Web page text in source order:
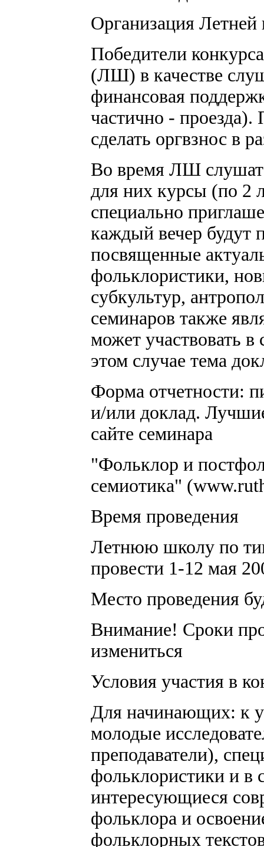
Организация
Победители
(ЛШ) в качестве
финансовая
частично - проезда).
сделать оргвзнос в
Во время ЛШ
для них курсы (по 2
специально
каждый вечер будут
посвященные
фольклористики,
субкультур,
семинаров также
может участвовать в
этом случае тема
Форма отчетности:
и/или доклад.
сайте семинара
"Фольклор и
семиотика"
Время проведения
Летнюю школу по
провести 1-12 мая
Место проведения
Внимание! Сроки
измениться
Условия участия в
Для начинающих: к
молодые
преподаватели),
фольклористики и в
интересующиеся
фольклора и
фольклорных